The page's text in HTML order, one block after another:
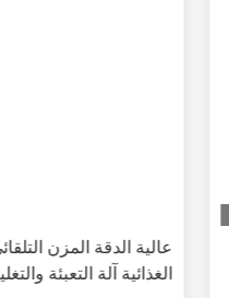
عالية الدقة المزن
الغذائية آلة التعبئة